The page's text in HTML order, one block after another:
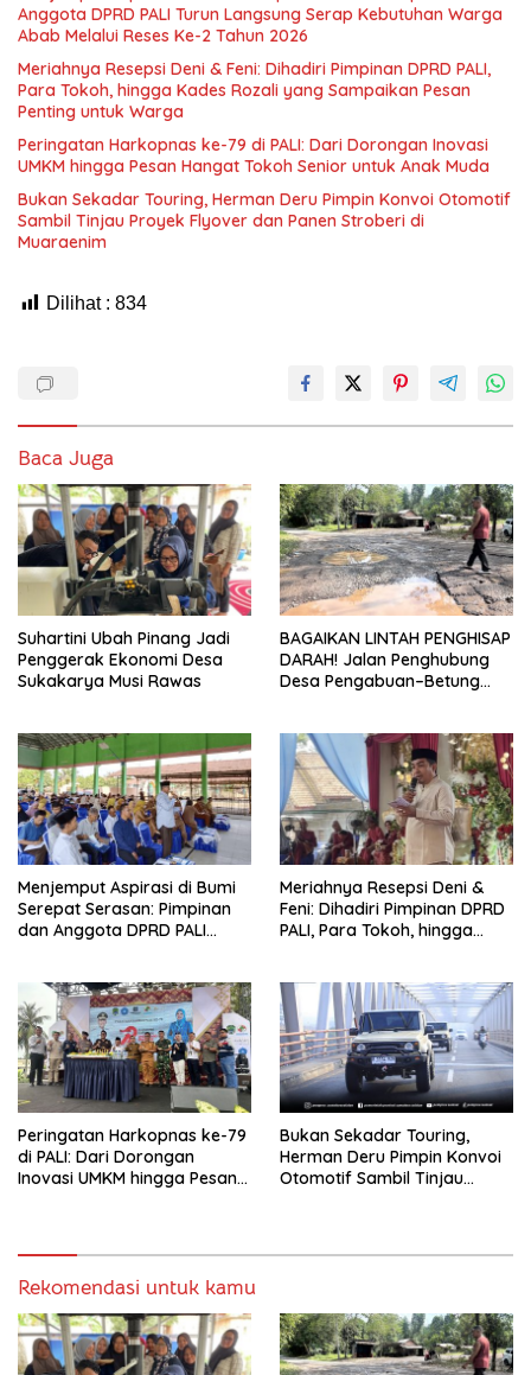
Anggota DPRD PALI Turun Langsung Serap Kebutuhan Warga
Abab Melalui Reses Ke-2 Tahun 2026
Meriahnya Resepsi Deni & Feni: Dihadiri Pimpinan DPRD PALI,
Para Tokoh, hingga Kades Rozali yang Sampaikan Pesan
Penting untuk Warga
Peringatan Harkopnas ke-79 di PALI: Dari Dorongan Inovasi
UMKM hingga Pesan Hangat Tokoh Senior untuk Anak Muda
Bukan Sekadar Touring, Herman Deru Pimpin Konvoi Otomotif
Sambil Tinjau Proyek Flyover dan Panen Stroberi di
Muaraenim
Dilihat : 834
Baca Juga
Suhartini Ubah Pinang Jadi
Penggerak Ekonomi Desa
Sukakarya Musi Rawas
BAGAIKAN LINTAH PENGHISAP
DARAH! Jalan Penghubung
Desa Pengabuan–Betung
Kerok
Menjemput Aspirasi di Bumi
Serepat Serasan: Pimpinan
dan Anggota DPRD PALI
Melalui Reses Ke-2 Tahun
2026
Meriahnya Resepsi Deni &
Feni: Dihadiri Pimpinan DPRD
PALI, Para Tokoh, hingga
untuk Warga
Peringatan Harkopnas ke-79
di PALI: Dari Dorongan
Inovasi UMKM hingga Pesan
Bukan Sekadar Touring,
Herman Deru Pimpin Konvoi
Otomotif Sambil Tinjau
Rekomendasi untuk kamu